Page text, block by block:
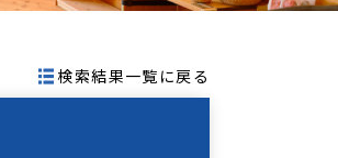
検索結果一覧に戻る